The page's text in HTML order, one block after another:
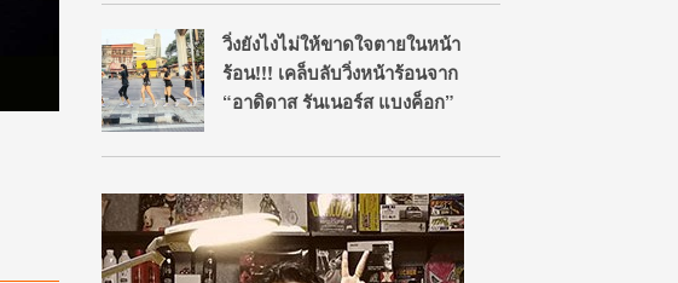
วิ่งยังไงไม่ให้ขาดใจตายในหน้า
ร้อน!!! เคล็บลับวิ่งหน้าร้อนจาก
“อาดิดาส รันเนอร์ส แบงค็อก”